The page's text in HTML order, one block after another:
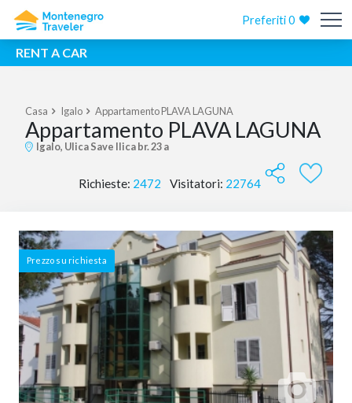
Preferiti0
RENT A CAR
Casa Igalo Appartamento PLAVA LAGUNA
Appartamento PLAVA LAGUNA
Igalo, Ulica Save Ilica br. 23 a
Richieste: 2472 Visitatori: 22764
Prezzo su richiesta